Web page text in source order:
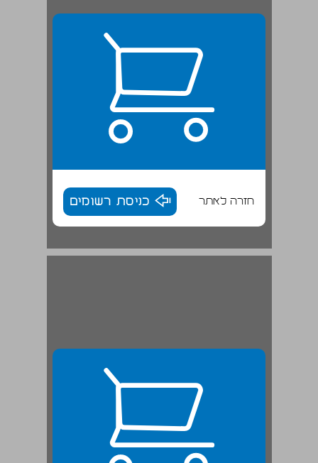
חזרה לאתר כניסת רשומים